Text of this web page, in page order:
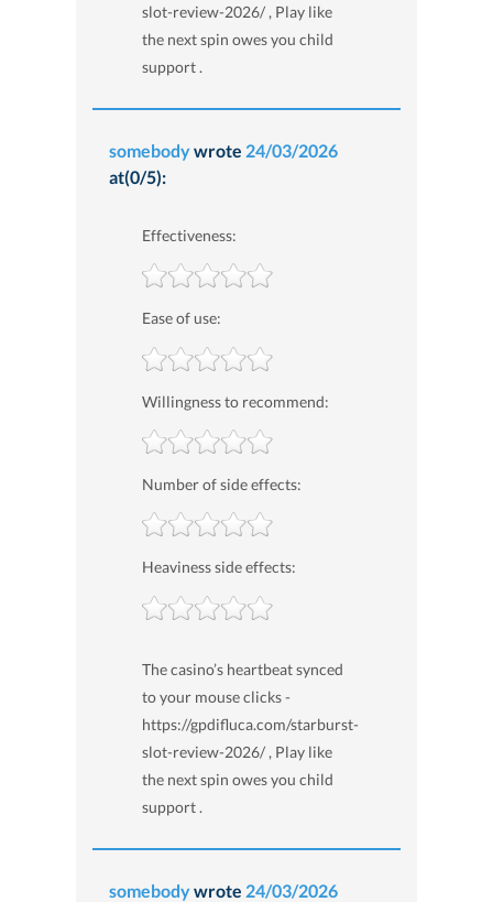
slot-review-2026/ , Play like
the next spin owes you child
support .
somebodywrote 24/03/2026
at(0/5):
Effectiveness:
Ease of use:
Willingness to recommend:
Number of side effects:
Heaviness side effects:
The casino’s heartbeat synced
to your mouse clicks -
https://gpdifluca.com/starburst-
slot-review-2026/ , Play like
the next spin owes you child
support .
somebodywrote 24/03/2026